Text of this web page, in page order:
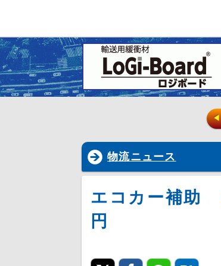
◀
物流ニュース
エコカー補助
円